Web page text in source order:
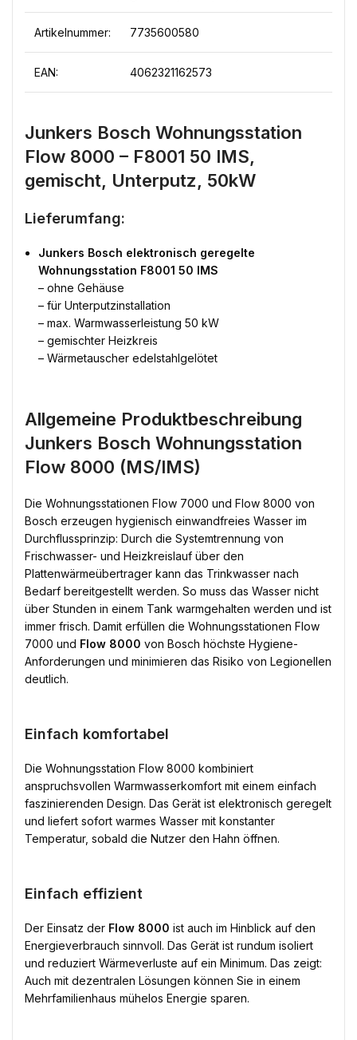
Artikelnummer: 7735600580
EAN: 4062321162573
Junkers Bosch Wohnungsstation
Flow 8000 – F8001 50 IMS,
gemischt, Unterputz, 50kW
Lieferumfang:
Junkers Bosch elektronisch geregelte
Wohnungsstation F8001 50 IMS
– ohne Gehäuse
– für Unterputzinstallation
– max. Warmwasserleistung 50 kW
– gemischter Heizkreis
– Wärmetauscher edelstahlgelötet
Allgemeine Produktbeschreibung
Junkers Bosch Wohnungsstation
Flow 8000 (MS/IMS)
Die Wohnungsstationen Flow 7000 und Flow 8000 von
Bosch erzeugen hygienisch einwandfreies Wasser im
Durchflussprinzip: Durch die Systemtrennung von
Frischwasser- und Heizkreislauf über den
Plattenwärmeübertrager kann das Trinkwasser nach
Bedarf bereitgestellt werden. So muss das Wasser nicht
über Stunden in einem Tank warmgehalten werden und ist
immer frisch. Damit erfüllen die Wohnungsstationen Flow
7000 und Flow 8000 von Bosch höchste Hygiene-
Anforderungen und minimieren das Risiko von Legionellen
deutlich.
Einfach komfortabel
Die Wohnungsstation Flow 8000 kombiniert
anspruchsvollen Warmwasserkomfort mit einem einfach
faszinierenden Design. Das Gerät ist elektronisch geregelt
und liefert sofort warmes Wasser mit konstanter
Temperatur, sobald die Nutzer den Hahn öffnen.
Einfach effizient
Der Einsatz der Flow 8000 ist auch im Hinblick auf den
Energieverbrauch sinnvoll. Das Gerät ist rundum isoliert
und reduziert Wärmeverluste auf ein Minimum. Das zeigt:
Auch mit dezentralen Lösungen können Sie in einem
Mehrfamilienhaus mühelos Energie sparen.